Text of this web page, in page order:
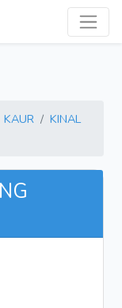
KAUR
KINAL